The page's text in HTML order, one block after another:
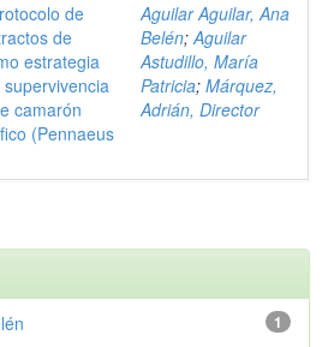
de
de
estrategia
camarón
(Pennaeus
Aguilar Aguilar, Ana
Belén;Aguilar
Astudillo, María
Patricia; Márquez,
Adrián, Director
1